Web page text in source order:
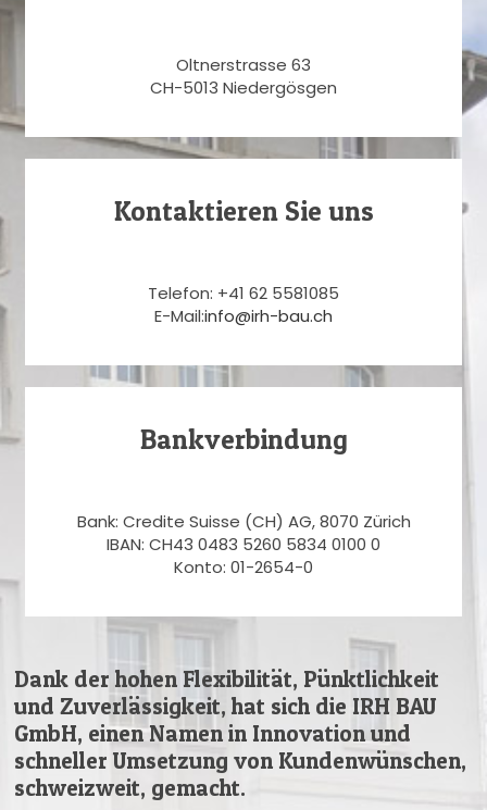
Oltnerstrasse 63
CH-5013 Niedergösgen
Kontaktieren Sie uns
Telefon: +41 62 5581085
E-Mail:info@irh-bau.ch
Bankverbindung
Bank: Credite Suisse (CH) AG, 8070 Zürich
IBAN: CH43 0483 5260 5834 0100 0
Konto: 01-2654-0
Dank der hohen Flexibilität, Pünktlichkeit
und Zuverlässigkeit, hat sich die IRH BAU
GmbH, einen Namen in Innovation und
schneller Umsetzung von Kundenwünschen,
schweizweit, gemacht.